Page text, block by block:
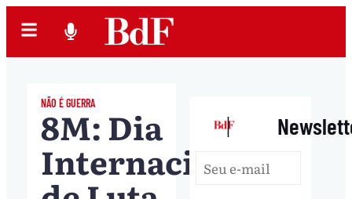
NÃO É GUERRA
8M: Dia
Internacional
|